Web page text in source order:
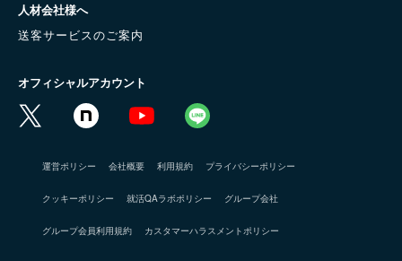
人材会社様へ
送客サービスのご案内
オフィシャルアカウント
運営ポリシー 会社概要 利用規約 プライバシーポリシー
クッキーポリシー 就活QAラボポリシー グループ会社
グループ会員利用規約 カスタマーハラスメントポリシー